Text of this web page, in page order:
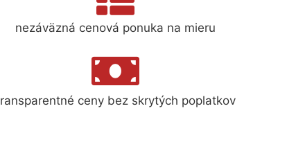
nezáväzná cenová ponuka na mieru
ceny bez skrytých poplatkov